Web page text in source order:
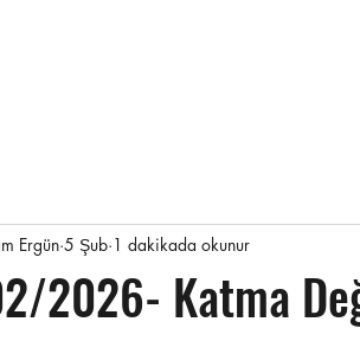
2026- Katma
Ergün 5 Şub 1 dakikada okunur